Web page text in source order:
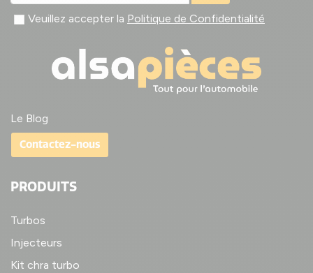
Veuillez accepter la Politique de Confidentialité
Le Blog
Contactez-nous
PRODUITS
Turbos
Injecteurs
Kit chra turbo